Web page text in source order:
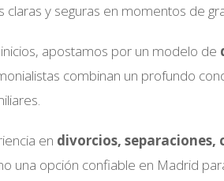
y seguras en momentos de
apostamos por un modelo de
combinan un profundo
en divorcios,
una opción confiable en Madrid